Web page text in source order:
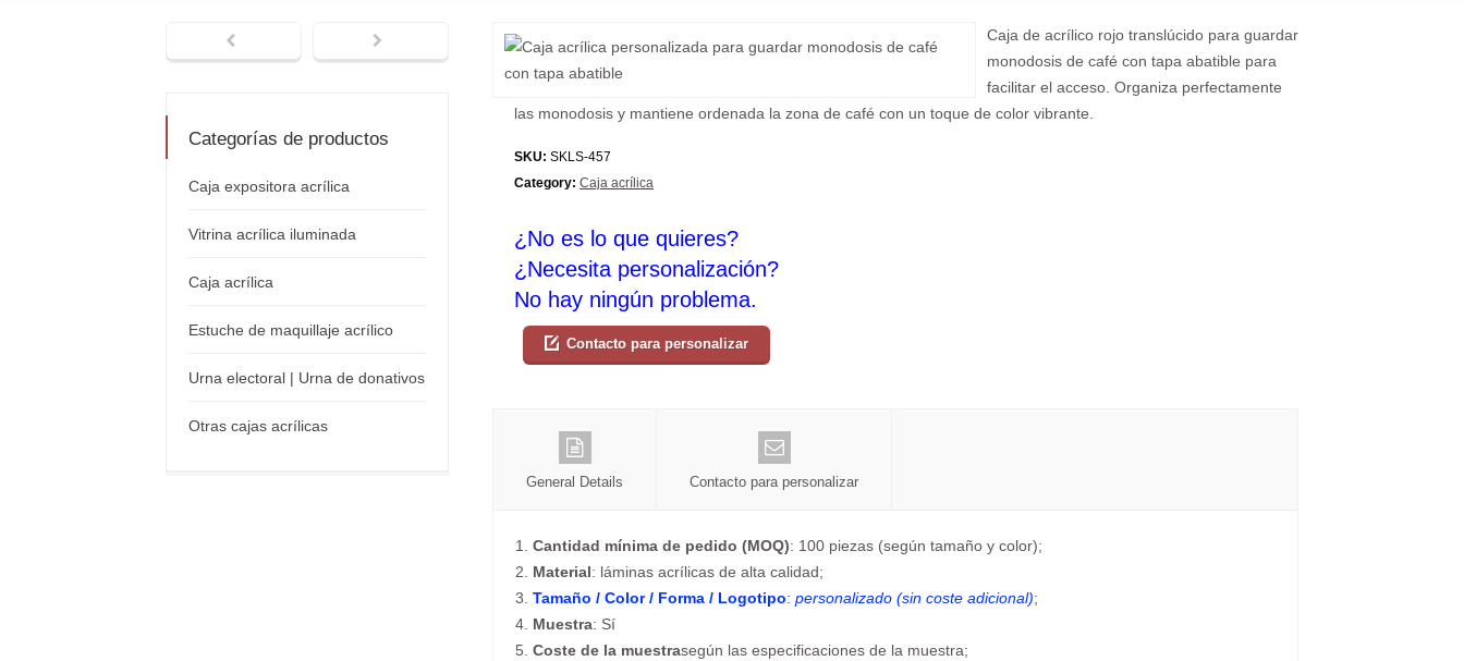
Caja de acrílico rojo translúcido para guardar
monodosis de café con tapa abatible para
facilitar el acceso. Organiza perfectamente
las monodosis y mantiene ordenada la zona de café con un toque de color vibrante.
SKU: SKLS-457
Category: Caja acrílica
¿No es lo que quieres?
¿Necesita personalización?
No hay ningún problema.
Contacto para personalizar
General Details Contacto para personalizar
1. Cantidad mínima de pedido (MOQ): 100 piezas (según tamaño y color);
2. Material: láminas acrílicas de alta calidad;
3. Tamaño / Color / Forma / Logotipo: personalizado (sin coste adicional);
4. Muestra: Sí
5. Coste de la muestrasegún las especificaciones de la muestra;
Categorías de productos
Caja expositora acrílica
Vitrina acrílica iluminada
Caja acrílica
Estuche de maquillaje acrílico
Urna electoral | Urna de donativos
Otras cajas acrílicas